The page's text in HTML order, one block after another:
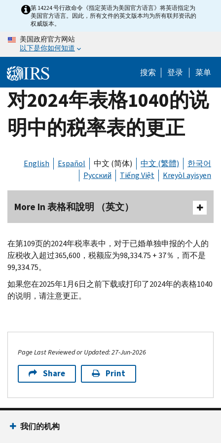
content
第 14224 号行政命令《指定英语为美国官方语言》将英语指定为
美国官方语言。因此，所有文件的英文版本均为所有联邦资讯的
权威版本。
美国政府官方网站
以下是你如何知道
搜索 登录 菜单
对2024年表格1040的说
明中的税率表的更正
English Español 中文 (简体) 中文 (繁體)
한국어
Русский
Tiếng Việt Kreyòl ayisyen
More In 表格和說明 （英文）
在第109页的2024年税率表中，对于已婚单独申报的个人的
应税收入超过365,600，税额应为98,334.75 + 37％，而不是
99,334.75。
如果您在2025年1月6日之前下载或打印了2024年的表格1040
的说明，请注意更正。
Page Last Reviewed or Updated: 27-Jun-2026
Share Print
我们的机构